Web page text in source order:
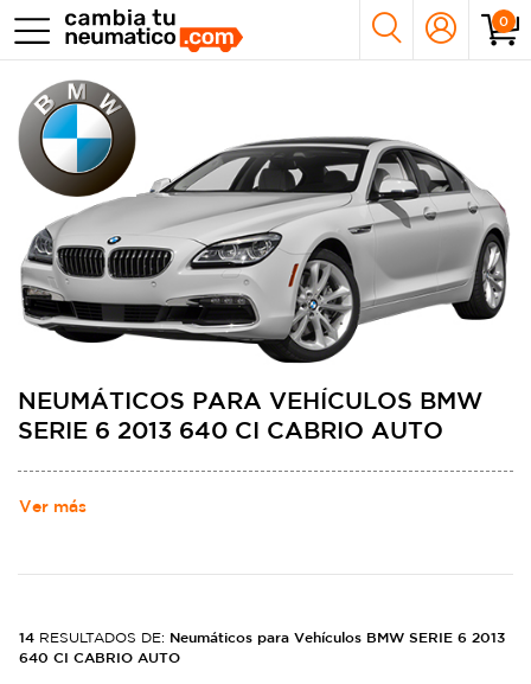
0
NEUMÁTICOS PARA VEHÍCULOS BMW
SERIE 6 2013 640 CI CABRIO AUTO
Ver más
14 RESULTADOS DE: Neumáticos para Vehículos BMW SERIE 6 2013
640 CI CABRIO AUTO